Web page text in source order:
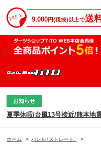
9,000円(税抜)以上で送
お知らせ
夏季休暇/台風13号接近/熊本地
ホーム > バレル（ストレート）
>